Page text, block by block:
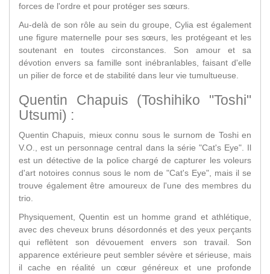
forces de l'ordre et pour protéger ses sœurs.
Au-delà de son rôle au sein du groupe, Cylia est également
une figure maternelle pour ses sœurs, les protégeant et les
soutenant en toutes circonstances. Son amour et sa
dévotion envers sa famille sont inébranlables, faisant d'elle
un pilier de force et de stabilité dans leur vie tumultueuse.
Quentin Chapuis (Toshihiko "Toshi"
Utsumi) :
Quentin Chapuis, mieux connu sous le surnom de Toshi en
V.O., est un personnage central dans la série "Cat's Eye". Il
est un détective de la police chargé de capturer les voleurs
d'art notoires connus sous le nom de "Cat's Eye", mais il se
trouve également être amoureux de l'une des membres du
trio.
Physiquement, Quentin est un homme grand et athlétique,
avec des cheveux bruns désordonnés et des yeux perçants
qui reflètent son dévouement envers son travail. Son
apparence extérieure peut sembler sévère et sérieuse, mais
il cache en réalité un cœur généreux et une profonde